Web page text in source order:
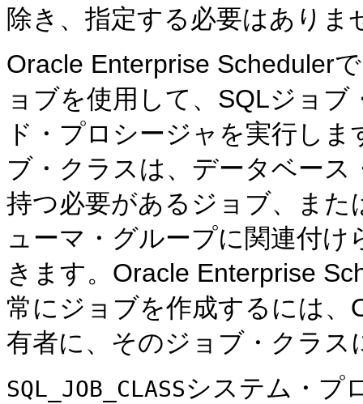
除き、指定する必要はありま
Oracle Enterprise Scheduler
ョブを使用して、SQLジョ
ド・プロシージャを実行し
ブ・クラスは、データベー
持つ必要があるジョブ、ま
ューマ・グループに関連付
きます。Oracle Enterprise
常にジョブを作成するには、
有者に、そのジョブ・クラス
SQL_JOB_CLASSシステム・プ